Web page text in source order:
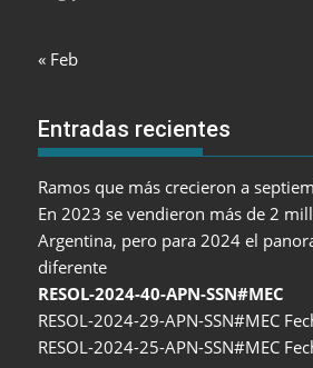
« Feb
Entradas recientes
Ramos que más crecieron a
En 2023 se vendieron más de 2
Argentina, pero para 2024 el
diferente
RESOL-2024-40-APN-SSN#MEC
RESOL-2024-29-APN-SSN#MEC
RESOL-2024-25-APN-SSN#MEC